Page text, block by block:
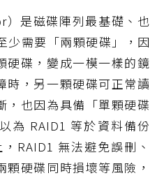
）是磁碟陣列最基礎、也
少需要「兩顆硬碟」，因
硬碟，變成一模一樣的鏡
時，另一顆硬碟可正常讀
，也因為具備「單顆硬碟
為 RAID1 等於資料備份
RAID1 無法避免誤刪、
硬碟同時損壞等風險，